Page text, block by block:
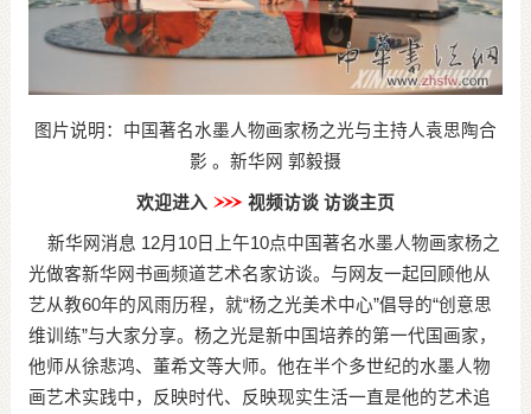
图片说明：中国著名水墨人物画家杨之光与主持人袁思陶合
影 。新华网 郭毅摄
欢迎进入 视频访谈 访谈主页
新华网消息 12月10日上午10点中国著名水墨人物画家杨之
光做客新华网书画频道艺术名家访谈。与网友一起回顾他从
艺从教60年的风雨历程，就“杨之光美术中心”倡导的“创意思
维训练”与大家分享。杨之光是新中国培养的第一代国画家，
他师从徐悲鸿、董希文等大师。他在半个多世纪的水墨人物
画艺术实践中，反映时代、反映现实生活一直是他的艺术追